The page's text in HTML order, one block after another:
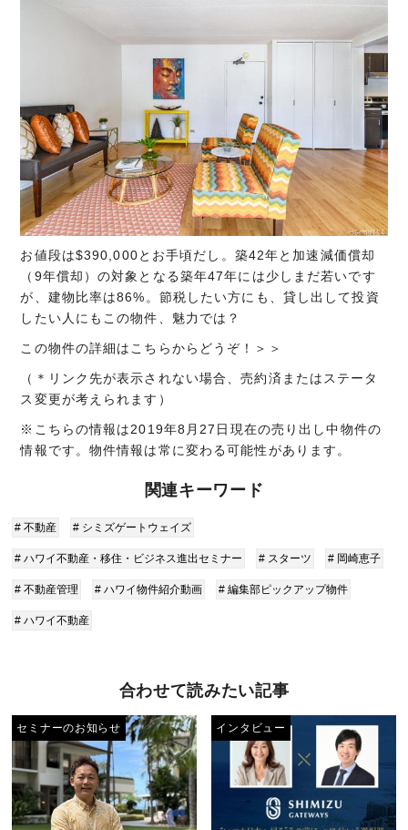
お値段は$390,000とお手頃だし。築42年と加速減価償却
（9年償却）の対象となる築年47年には少しまだ若いです
が、建物比率は86%。節税したい方にも、貸し出して投資
したい人にもこの物件、魅力では？
この物件の詳細はこちらからどうぞ！＞＞
（＊リンク先が表示されない場合、売約済またはステータ
ス変更が考えられます）
※こちらの情報は2019年8月27日現在の売り出し中物件の
情報です。物件情報は常に変わる可能性があります。
関連キーワード
# 不動産 # シミズゲートウェイズ
# ハワイ不動産・移住・ビジネス進出セミナー # スターツ # 岡崎恵子
# 不動産管理 # ハワイ物件紹介動画 # 編集部ピックアップ物件
# ハワイ不動産
合わせて読みたい記事
セミナーのお知らせ インタビュー